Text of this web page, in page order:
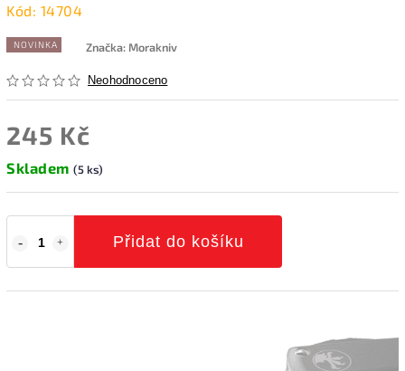
Kód: 14704
NOVINKA
Neohodnoceno
Značka: Morakniv
245 Kč
Skladem (5 ks)
Přidat do košíku